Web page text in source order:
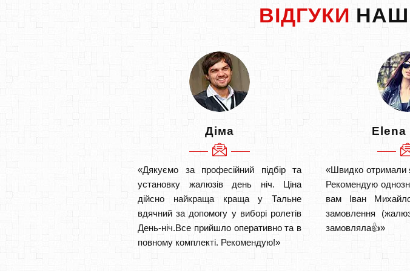
ВІДГУКИ
Діма
«Дякуємо за професійний підбір та
установку жалюзів день ніч. Ціна
дійсно найкраща краща у Тальне
вдячний за допомогу у виборі ролетів
День-ніч.Все прийшло оперативно та в
повному комплекті. Рекомендую!»
Elena
«Швидко отримали
Рекомендую
вам Іван
замовлення
замовляла👍»